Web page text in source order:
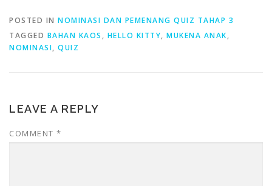
POSTED IN NOMINASI DAN PEMENANG QUIZ TAHAP 3
TAGGED BAHAN KAOS , HELLO KITTY, MUKENA ANAK,
NOMINASI, QUIZ
LEAVE A REPLY
COMMENT *